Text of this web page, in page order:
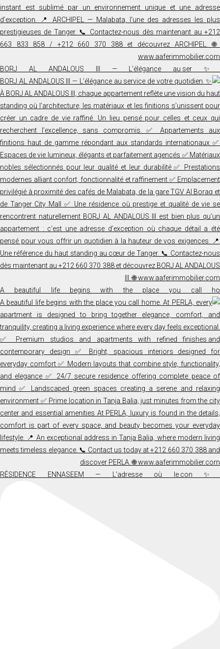
✨ BORJ AL ANDALOUS III — L’élégance au ser
A beautiful life begins with the place you call ho
✨ RÉSIDENCE ENNASEEM — L’adresse où le con